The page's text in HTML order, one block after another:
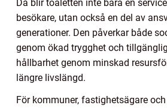
Då blir toaletten inte bara en
besökare, utan också en del av
generationer. Den påverkar både
genom ökad trygghet och
hållbarhet genom minskad
längre livslängd.
För kommuner, fastighetsägare